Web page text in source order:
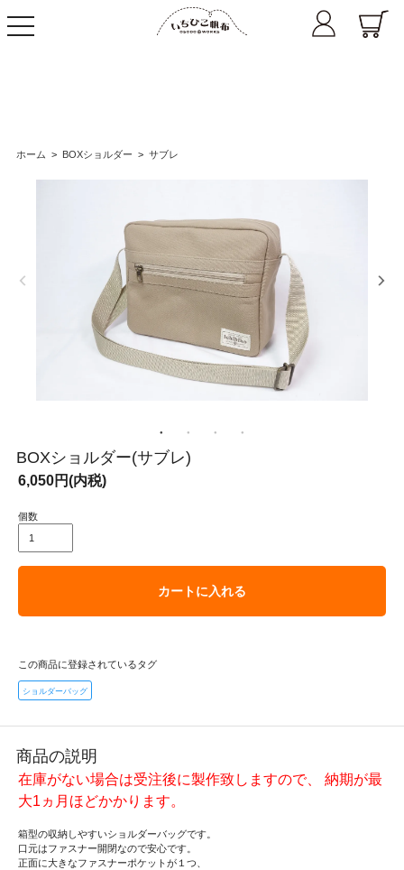
navigation
ホーム > BOXショルダー > サブレ
BOXショルダー(サブレ)
6,050円(内税)
個数
カートに入れる
この商品に登録されているタグ
ショルダーバッグ
商品の説明
在庫がない場合は受注後に製作致しますので、 納期が最
大1ヵ月ほどかかります。
箱型の収納しやすいショルダーバッグです。
口元はファスナー開閉なので安心です。
正面に大きなファスナーポケットが１つ、